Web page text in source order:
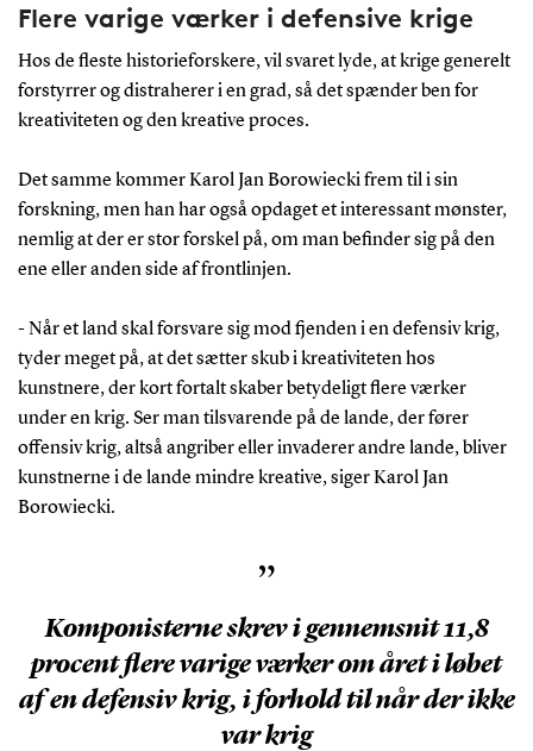
Flere varige værker i defensive krige
Hos de fleste historieforskere, vil svaret lyde, at krige generelt
forstyrrer og distraherer i en grad, så det spænder ben for
kreativiteten og den kreative proces.
Det samme kommer Karol Jan Borowiecki frem til i sin
forskning, men han har også opdaget et interessant mønster,
nemlig at der er stor forskel på, om man befinder sig på den
ene eller anden side af frontlinjen.
- Når et land skal forsvare sig mod fjenden i en defensiv krig,
tyder meget på, at det sætter skub i kreativiteten hos
kunstnere, der kort fortalt skaber betydeligt flere værker
under en krig. Ser man tilsvarende på de lande, der fører
offensiv krig, altså angriber eller invaderer andre lande, bliver
kunstnerne i de lande mindre kreative, siger Karol Jan
Borowiecki.
”
Komponisterne skrev i gennemsnit 11,8
procent flere varige værker om året i løbet
af en defensiv krig, i forhold til når der ikke
var krig